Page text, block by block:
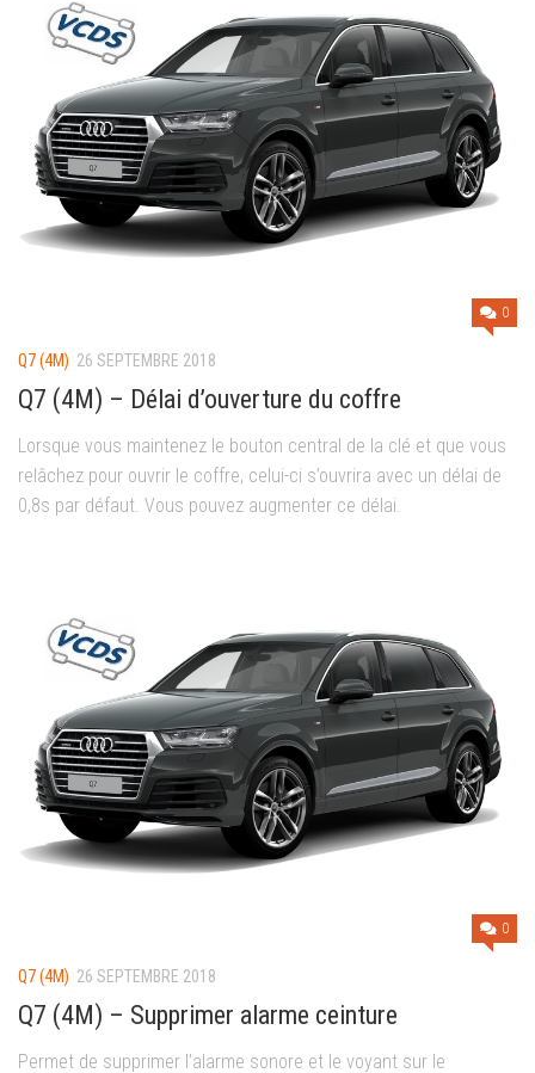
0
Q7 (4M) 26 SEPTEMBRE 2018
Q7 (4M) – Délai d’ouverture du coffre
Lorsque vous maintenez le bouton central de la clé et que vous
relâchez pour ouvrir le coffre, celui-ci s’ouvrira avec un délai de
0,8s par défaut. Vous pouvez augmenter ce délai.
0
Q7 (4M) 26 SEPTEMBRE 2018
Q7 (4M) – Supprimer alarme ceinture
Permet de supprimer l’alarme sonore et le voyant sur le